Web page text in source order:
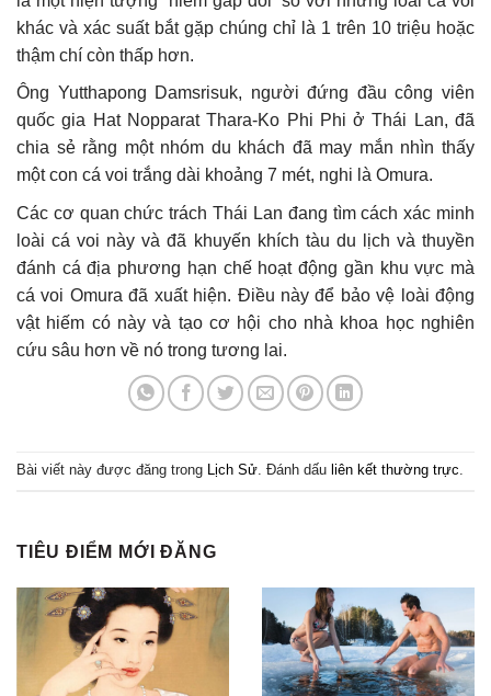
khác và xác suất bắt gặp chúng chỉ là 1 trên 10 triệu hoặc
thậm chí còn thấp hơn.
Ông Yutthapong Damsrisuk, người đứng đầu công viên
quốc gia Hat Nopparat Thara-Ko Phi Phi ở Thái Lan, đã
chia sẻ rằng một nhóm du khách đã may mắn nhìn thấy
một con cá voi trắng dài khoảng 7 mét, nghi là Omura.
Các cơ quan chức trách Thái Lan đang tìm cách xác minh
loài cá voi này và đã khuyến khích tàu du lịch và thuyền
đánh cá địa phương hạn chế hoạt động gần khu vực mà
cá voi Omura đã xuất hiện. Điều này để bảo vệ loài động
vật hiếm có này và tạo cơ hội cho nhà khoa học nghiên
cứu sâu hơn về nó trong tương lai.
Bài viết này được đăng trong Lịch Sử. Đánh dấu liên kết thường trực.
TIÊU ĐIỂM MỚI ĐĂNG